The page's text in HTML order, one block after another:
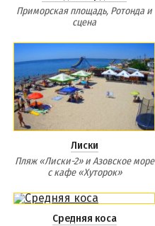
Приморская площадь, Ротонда и
сцена
Лиски
Пляж «Лиски-2» и Азовское море
с кафе «Хуторок»
Средняя коса